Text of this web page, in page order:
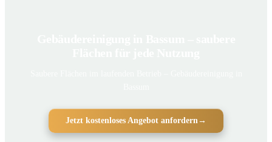
Jetzt kostenloses Angebot anfordern→